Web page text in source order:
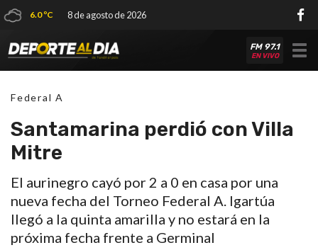
6.0 ºC 8 de agosto de 2026
FM 97.1
EN VIVO
Federal A
Santamarina perdió con Villa
Mitre
El aurinegro cayó por 2 a 0 en casa por una
nueva fecha del Torneo Federal A. Igartúa
llegó a la quinta amarilla y no estará en la
próxima fecha frente a Germinal